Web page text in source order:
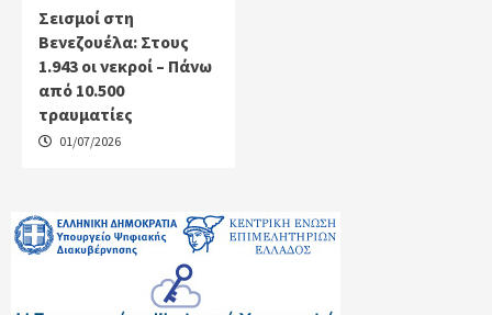
Σεισμοί στη
Βενεζουέλα: Στους
1.943 οι νεκροί – Πάνω
από 10.500
τραυματίες
01/07/2026